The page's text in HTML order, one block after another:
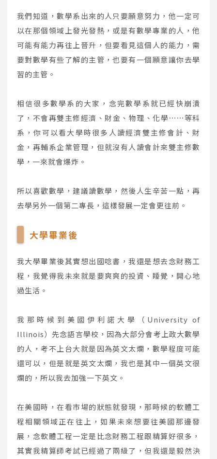
我們知道，數學系出來的人只要願意努力，他一定可
以在那個領域上發光發熱，或是有數學專業的人，他
可能有能力再往上晉升，但要看見這個人的能力，需
要對數學有些了解的主管，也要有一個願意讓你去學
習的主管。
相信很多數學系的大家，念完數學系就已經快崩潰
了，不會再雙主修經濟、財金、物理、化學⋯⋯等科
系，你可以看大學時很多人讀經濟雙主修會計、財
金，再輔系企業管理，但就沒有人讀會計來雙主修數
學，一來就會爆炸。
所以喜歡數學，建議讀數學，然後人生辛苦一點，再
去學另外一個第二專長，這樣發展一定會更往前。
大學畢業後
我大學畢業後其實想出國唸書，我還是想去念財務工
程，我覺得我未來就是要爽爽的投資、睡覺，開心地
過生活。
我那時候到美國伊利諾大學（University of
Illinois）先念語言學校，因為大部分會考上政大數學
的人，考不上台大就是因為英文太爛，數學程度可能
還可以，但是就是英文太爛，我也是其中一個英文很
爛的，所以我去加強一下英文。
在美國時，在看市場的狀態就發現，那時候的軟體工
程相關領域正在往上，如果未來想要往美國那邊發
展，念軟體工程一定是比念財務工程跟精算好很多，
其實我精算師考試已經過了兩級了，但我還是毅然決